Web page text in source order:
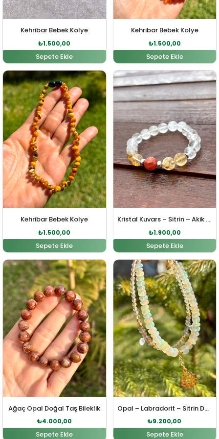
Kehribar Bebek Kolye
₺1.500,00
Sepete Ekle
Kehribar Bebek Kolye
₺1.500,00
Sepete Ekle
Kehribar Bebek Kolye
Orijinal fiyat: ₺1.600,00.
₺1.500,00
Şu andaki fiyat: ₺1.500,00.
Sepete Ekle
Kristal Kuvars – Sitrin – Akik Doğal Taş Bileklik
Orijinal fiyat:
₺1.900,00
Şu andaki
Sepete Ekle
Ağaç Opal Doğal Taş Bileklik
Orijinal fiyat: ₺4.400,00.
₺4.000,00
Şu andaki fiyat: ₺4.000,00.
Sepete Ekle
Opal – Labradorit – Sitrin Doğal Taş Lotus Sembol Özel Tasarım Gümüş Bileklik
Orijinal fiyat:
₺9.200,00
Şu andaki
Sepete Ekle